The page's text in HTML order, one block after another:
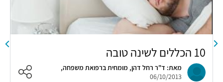
10 הכללים לשינה טובה
מאת: ד"ר רחל דהן, מומחית ברפואת משפחה,
06/10/2013